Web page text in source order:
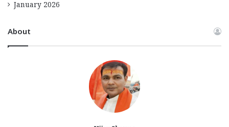
January 2026
About